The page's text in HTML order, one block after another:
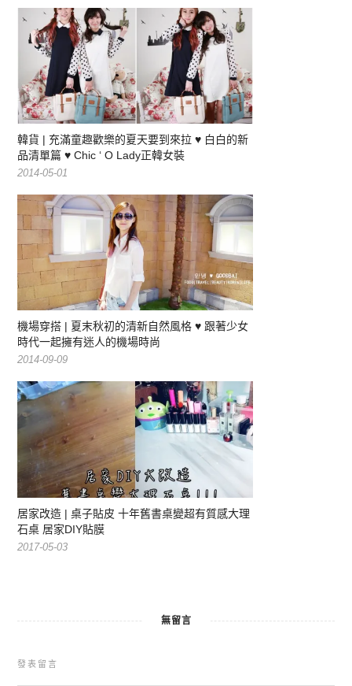
韓貨 | 充滿童趣歡樂的夏天要到來拉 ♥ 白白的新
品清單篇 ♥ Chic ‘ O Lady正韓女裝
2014-05-01
機場穿搭 | 夏末秋初的清新自然風格 ♥ 跟著少女
時代一起擁有迷人的機場時尚
2014-09-09
居家改造 | 桌子貼皮 十年舊書桌變超有質感大理
石桌 居家DIY貼膜
2017-05-03
無留言
發表留言